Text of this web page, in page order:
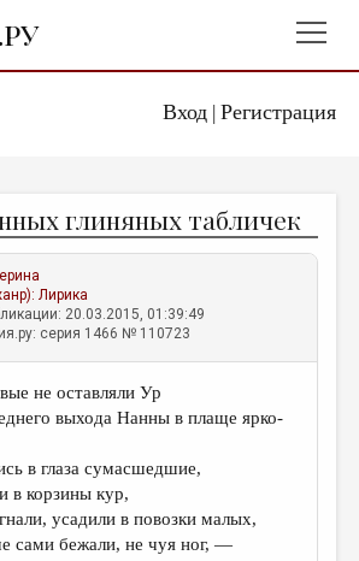
Вход| Регистрация
глиняных табличек
Лирика
20.03.2015, 01:39:49
серия 1466 № 110723
не оставляли Ур
выхода Нанны в плаще ярко-
в глаза сумасшедшие,
в корзины кур,
усадили в повозки малых,
сами бежали, не чуя ног, —